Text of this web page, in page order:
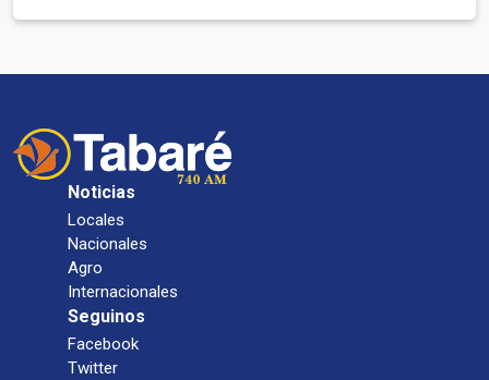
Noticias
Locales
Nacionales
Agro
Internacionales
Seguinos
Facebook
Twitter